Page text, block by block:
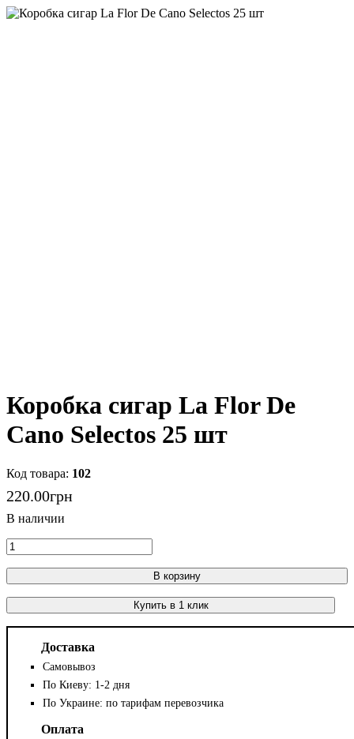
Коробка сигар La Flor De
Cano Selectos 25 шт
102
220.00грн
В корзину
Купить в 1 клик
Доставка
Самовывоз
По Киеву: 1-2 дня
По Украине: по тарифам перевозчика
Оплата